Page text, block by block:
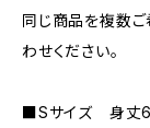
同じ商品を複数
わせください。
■Sサイズ 身丈